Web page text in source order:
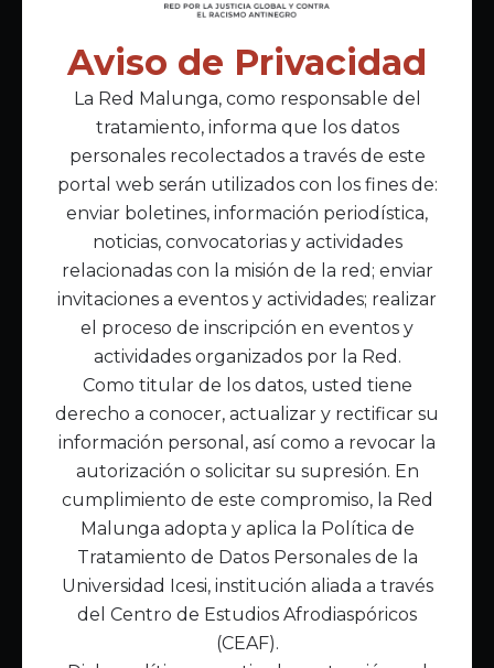
Acepto lapolítica de privacidad
Enlaces Principales
Inicio
Acerca de Malunga
Nuestra misión
Quiénes somos
Enlaces de interés
Publicaciones
Noticias
Contáctanos
Política de Tratamiento de Datos
Aviso de Privacidad
La Red Malunga, como responsable del
tratamiento, informa que los datos
personales recolectados a través de este
portal web serán utilizados con los fines de:
enviar boletines, información periodística,
noticias, convocatorias y actividades
relacionadas con la misión de la red; enviar
invitaciones a eventos y actividades; realizar
el proceso de inscripción en eventos y
actividades organizados por la Red.
Como titular de los datos, usted tiene
derecho a conocer, actualizar y rectificar su
información personal, así como a revocar la
autorización o solicitar su supresión. En
cumplimiento de este compromiso, la Red
Malunga adopta y aplica la Política de
Tratamiento de Datos Personales de la
Universidad Icesi, institución aliada a través
del Centro de Estudios Afrodiaspóricos
(CEAF).